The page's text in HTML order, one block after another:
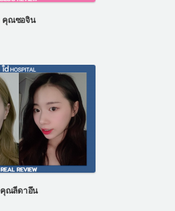
คุณซอจิน
คุณลีดาอึน